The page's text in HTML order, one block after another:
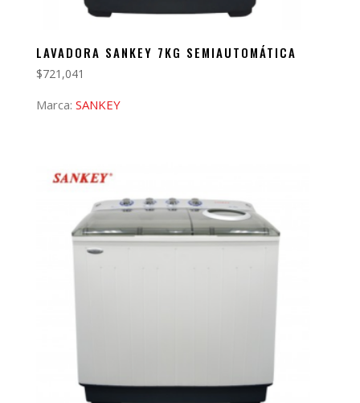
LAVADORA SANKEY 7KG SEMIAUTOMÁTICA
$721,041
Marca: SANKEY